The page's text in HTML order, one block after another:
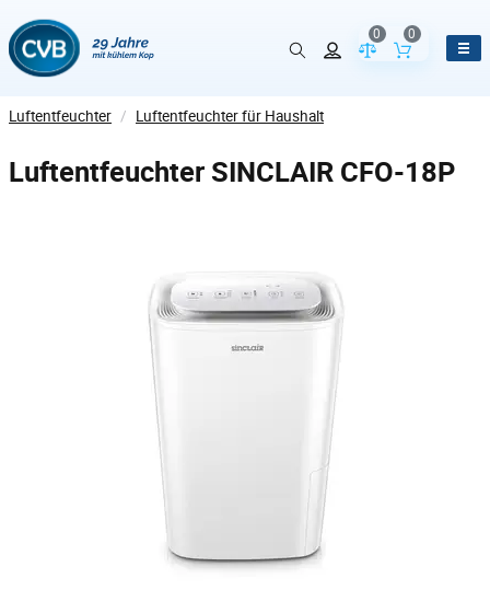
Vergleich der
0
Inhalt des
0
Luftentfeuchter / Luftentfeuchter für Haushalt
Luftentfeuchter SINCLAIR CFO-18P